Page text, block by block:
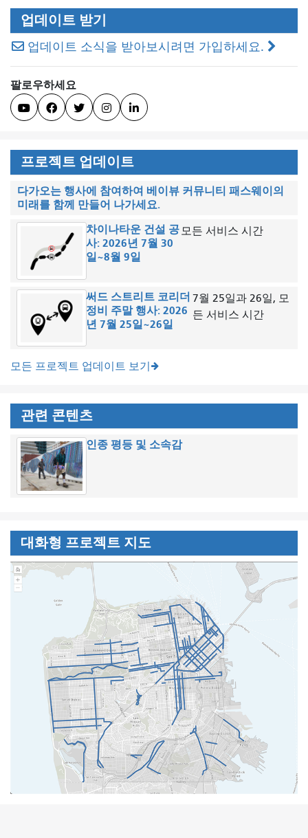
기
업데이트 받기
업데이트 소식을 받아보시려면 가입하세요.
팔로우하세요
    
프로젝트 업데이트
다가오는 행사에 참여하여 베이뷰 커뮤니티 패스웨이의
미래를 함께 만들어 나가세요.
차이나타운 건설 공
사: 2026년 7월 30
일~8월 9일
모든 서비스 시간
써드 스트리트 코리더
정비 주말 행사: 2026
년 7월 25일~26일
7월 25일과 26일, 모
든 서비스 시간
모든 프로젝트 업데이트 보기
관련 콘텐츠
인종 평등 및 소속감
대화형 프로젝트 지도